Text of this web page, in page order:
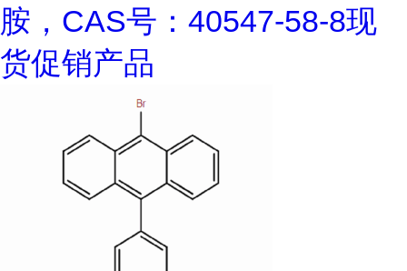
胺，CAS号：40547-58-8现
货促销产品